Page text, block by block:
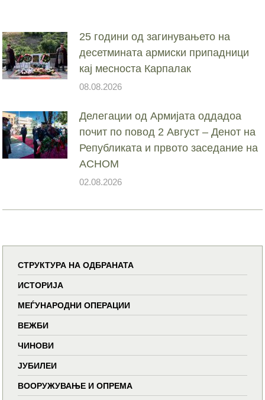
25 години од загинувањето на
десетмината армиски припадници
кај месноста Карпалак
08.08.2026
Делегации од Армијата оддадоа
почит по повод 2 Август – Денот на
Републиката и првото заседание на
АСНОМ
02.08.2026
СТРУКТУРА НА ОДБРАНАТА
ИСТОРИЈА
МЕЃУНАРОДНИ ОПЕРАЦИИ
ВЕЖБИ
ЧИНОВИ
ЈУБИЛЕИ
ВООРУЖУВАЊЕ И ОПРЕМА